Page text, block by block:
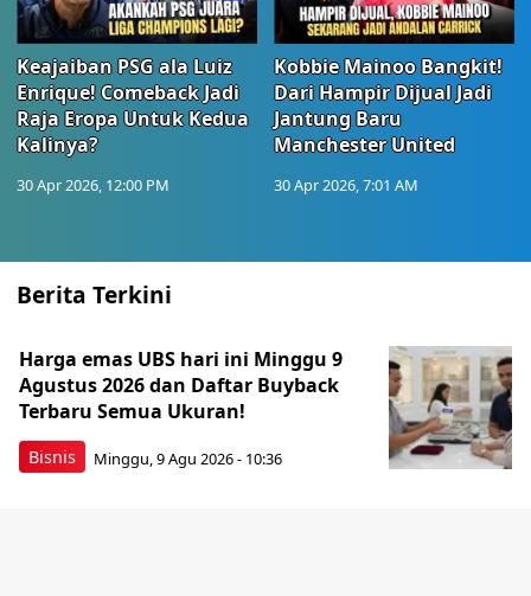
Keajaiban PSG ala Luiz
Enrique! Comeback Jadi
Raja Eropa Untuk Kedua
Kalinya?
30 Apr 2026, 12:00 PM
Kobbie Mainoo Bangkit!
Dari Hampir Dijual Jadi
Jantung Baru
Manchester United
30 Apr 2026, 7:01 AM
Berita Terkini
Bisnis
Harga emas UBS hari ini Minggu 9
Agustus 2026 dan Daftar Buyback
Terbaru Semua Ukuran!
Minggu, 9 Agu 2026 - 10:36